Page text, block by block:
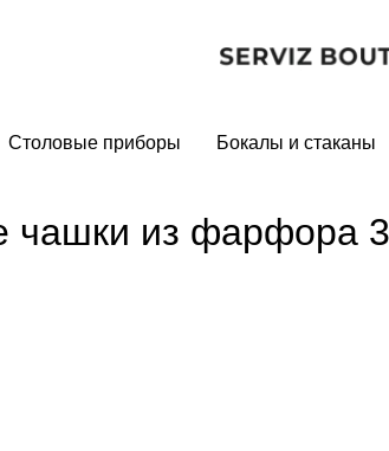
Столовые приборы Бокалы и стаканы
чашки из фарфора